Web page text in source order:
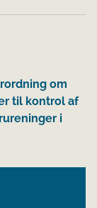
om
til kontrol af
i